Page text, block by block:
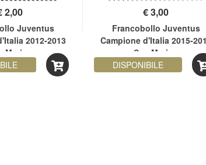
2,00
Juventus
2012-2013
Marino
€3,00
Francobollo Juventus
Campione d'Italia 2015-
San Marino
DISPONIBILE